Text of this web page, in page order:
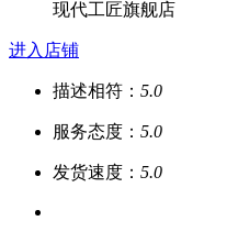
现代工匠旗舰店
进入店铺
描述相符： 5.0
服务态度： 5.0
发货速度： 5.0